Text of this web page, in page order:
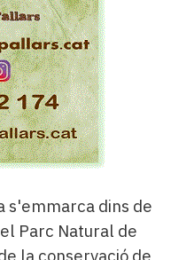
s'emmarca dins de
Parc Natural de
la conservació de